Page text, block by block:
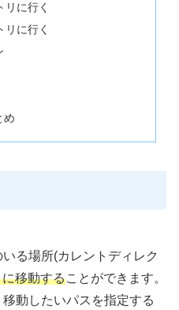
に行く
に行く
め
る場所(カレントディレク
移動することができます。
動したいパスを指定する